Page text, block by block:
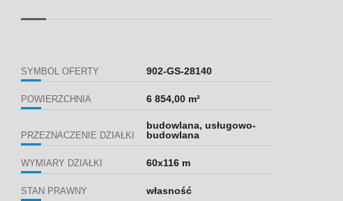
SYMBOL OFERTY 902-GS-28140
POWIERZCHNIA 6 854,00 m²
PRZEZNACZENIE DZIAŁKI
budowlana, usługowo-
budowlana
WYMIARY DZIAŁKI 60x116 m
STAN PRAWNY własność